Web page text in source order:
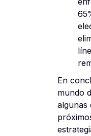
En
mundo
algunas